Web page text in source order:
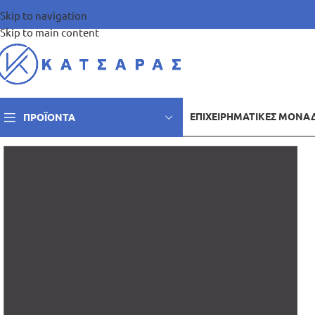
Skip to navigation
Skip to main content
ΠΡΟΪΌΝΤΑ ΕΠΙΧΕΙΡΗΜΑΤΙΚΈΣ